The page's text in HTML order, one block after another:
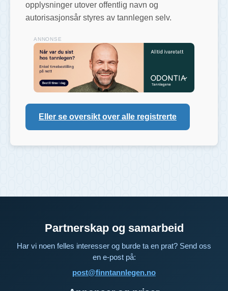
opplysninger utover offentlig navn og
autorisasjonsår styres av tannlegen selv.
ANNONSE
Eller se oversikt over alle registrerte
Partnerskap og samarbeid
Har vi noen felles interesser og burde ta en prat? Send oss
en e-post på:
post@finntannlegen.no